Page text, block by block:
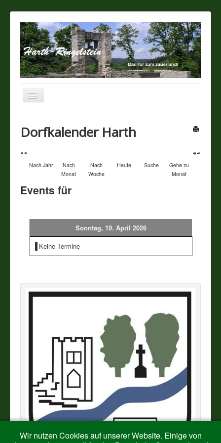
Navigation
Sehenswertes
Termine
Dorfkalender Harth
Nach Jahr
Nach
Monat
Nach
Woche
Heute Suche
Gehe zu
Monat
Events für
Sonntag, 19. April 2026
Keine Termine
Wir nutzen Cookies auf unserer Website. Einige von